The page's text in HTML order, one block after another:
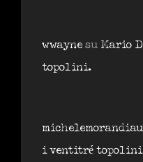
wwayne su Mario
topolini.
i ventitré